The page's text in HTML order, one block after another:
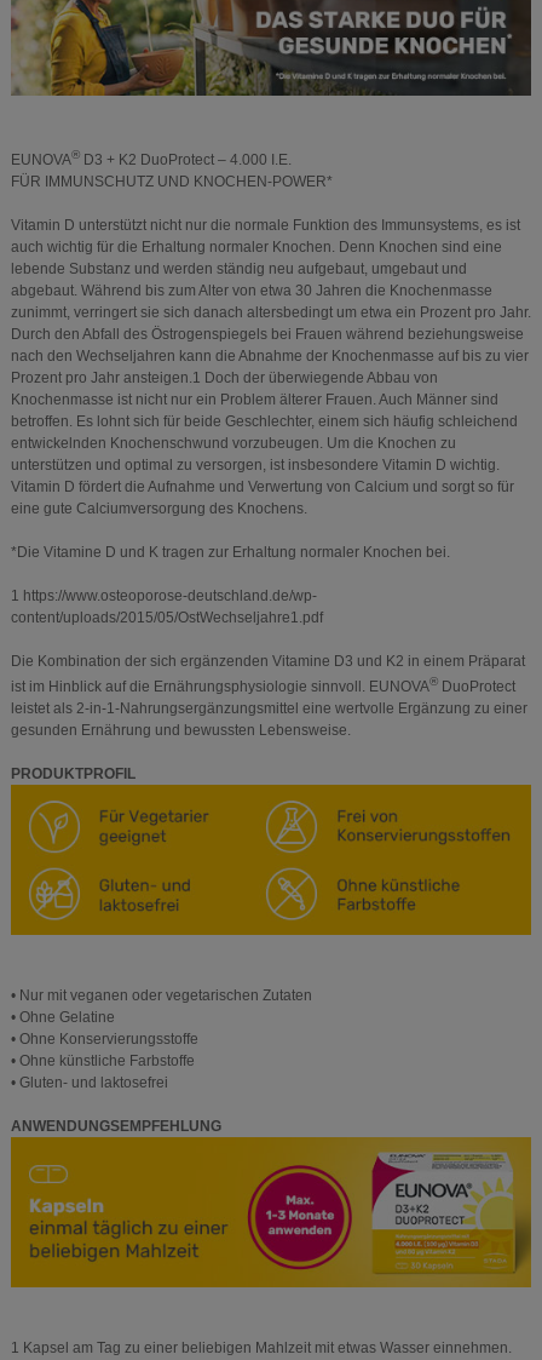
EUNOVA®D3 + K2 DuoProtect – 4.000 I.E.
FÜR IMMUNSCHUTZ UND KNOCHEN-POWER*
Vitamin D unterstützt nicht nur die normale Funktion des Immunsystems, es ist
auch wichtig für die Erhaltung normaler Knochen. Denn Knochen sind eine
lebende Substanz und werden ständig neu aufgebaut, umgebaut und
abgebaut. Während bis zum Alter von etwa 30 Jahren die Knochenmasse
zunimmt, verringert sie sich danach altersbedingt um etwa ein Prozent pro Jahr.
Durch den Abfall des Östrogenspiegels bei Frauen während beziehungsweise
nach den Wechseljahren kann die Abnahme der Knochenmasse auf bis zu vier
Prozent pro Jahr ansteigen.1 Doch der überwiegende Abbau von
Knochenmasse ist nicht nur ein Problem älterer Frauen. Auch Männer sind
betroffen. Es lohnt sich für beide Geschlechter, einem sich häufig schleichend
entwickelnden Knochenschwund vorzubeugen. Um die Knochen zu
unterstützen und optimal zu versorgen, ist insbesondere Vitamin D wichtig.
Vitamin D fördert die Aufnahme und Verwertung von Calcium und sorgt so für
eine gute Calciumversorgung des Knochens.
*Die Vitamine D und K tragen zur Erhaltung normaler Knochen bei.
1 https://www.osteoporose-deutschland.de/wp-
content/uploads/2015/05/OstWechseljahre1.pdf
Die Kombination der sich ergänzenden Vitamine D3 und K2 in einem Präparat
ist im Hinblick auf die Ernährungsphysiologie sinnvoll. EUNOVA®DuoProtect
leistet als 2-in-1-Nahrungsergänzungsmittel eine wertvolle Ergänzung zu einer
gesunden Ernährung und bewussten Lebensweise.
PRODUKTPROFIL
• Nur mit veganen oder vegetarischen Zutaten
• Ohne Gelatine
• Ohne Konservierungsstoffe
• Ohne künstliche Farbstoffe
• Gluten- und laktosefrei
ANWENDUNGSEMPFEHLUNG
1 Kapsel am Tag zu einer beliebigen Mahlzeit mit etwas Wasser einnehmen.